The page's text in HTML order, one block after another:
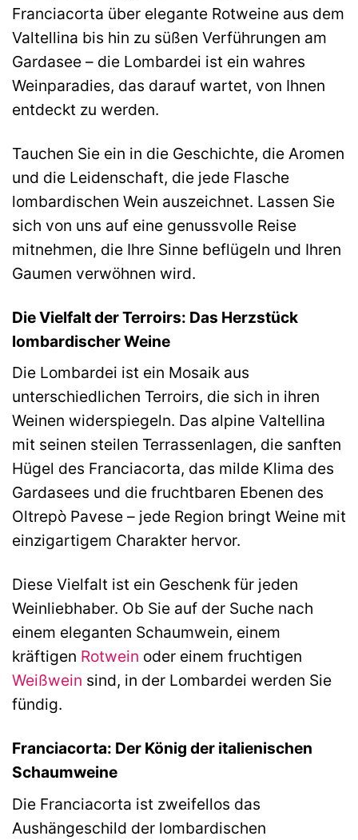
Franciacorta über elegante Rotweine aus dem
Valtellina bis hin zu süßen Verführungen am
Gardasee – die Lombardei ist ein wahres
Weinparadies, das darauf wartet, von Ihnen
entdeckt zu werden.
Tauchen Sie ein in die Geschichte, die Aromen
und die Leidenschaft, die jede Flasche
lombardischen Wein auszeichnet. Lassen Sie
sich von uns auf eine genussvolle Reise
mitnehmen, die Ihre Sinne beflügeln und Ihren
Gaumen verwöhnen wird.
Die Vielfalt der Terroirs: Das Herzstück
lombardischer Weine
Die Lombardei ist ein Mosaik aus
unterschiedlichen Terroirs, die sich in ihren
Weinen widerspiegeln. Das alpine Valtellina
mit seinen steilen Terrassenlagen, die sanften
Hügel des Franciacorta, das milde Klima des
Gardasees und die fruchtbaren Ebenen des
Oltrepò Pavese – jede Region bringt Weine mit
einzigartigem Charakter hervor.
Diese Vielfalt ist ein Geschenk für jeden
Weinliebhaber. Ob Sie auf der Suche nach
einem eleganten Schaumwein, einem
kräftigen Rotwein oder einem fruchtigen
Weißwein sind, in der Lombardei werden Sie
fündig.
Franciacorta: Der König der italienischen
Schaumweine
Die Franciacorta ist zweifellos das
Aushängeschild der lombardischen